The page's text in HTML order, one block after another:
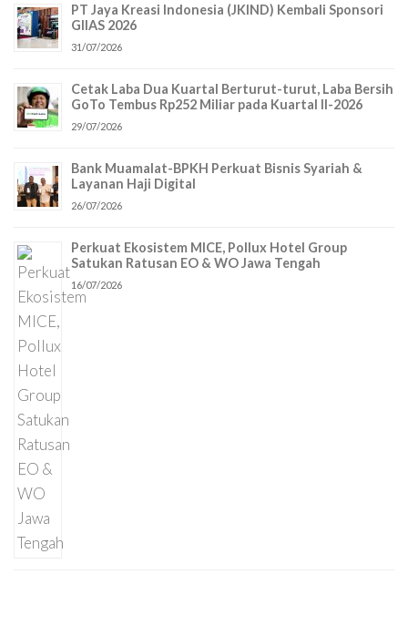
PT Jaya Kreasi Indonesia (JKIND) Kembali Sponsori
GIIAS 2026
31/07/2026
Cetak Laba Dua Kuartal Berturut-turut, Laba Bersih
GoTo Tembus Rp252 Miliar pada Kuartal II-2026
29/07/2026
Bank Muamalat-BPKH Perkuat Bisnis Syariah &
Layanan Haji Digital
26/07/2026
Perkuat Ekosistem MICE, Pollux Hotel Group
Satukan Ratusan EO & WO Jawa Tengah
16/07/2026